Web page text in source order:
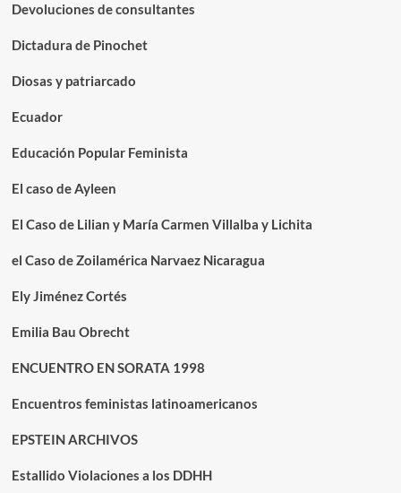
Devoluciones de consultantes
Dictadura de Pinochet
Diosas y patriarcado
Ecuador
Educación Popular Feminista
El caso de Ayleen
El Caso de Lilian y María Carmen Villalba y Lichita
el Caso de Zoilamérica Narvaez Nicaragua
Ely Jiménez Cortés
Emilia Bau Obrecht
ENCUENTRO EN SORATA 1998
Encuentros feministas latinoamericanos
EPSTEIN ARCHIVOS
Estallido Violaciones a los DDHH